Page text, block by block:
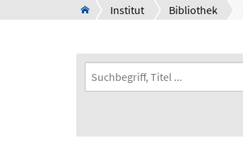
Institut Bibliothek